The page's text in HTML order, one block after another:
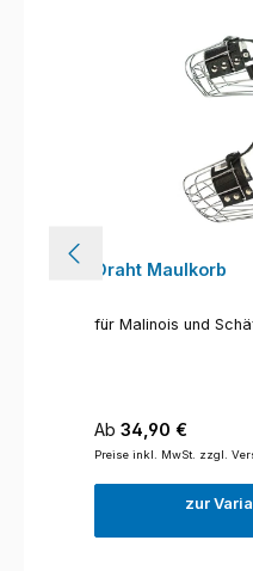
Draht Maulkorb
für Malinois und
Regulärer Preis:
Ab 34,90 €
Preise inkl. MwSt. zzgl.
zur